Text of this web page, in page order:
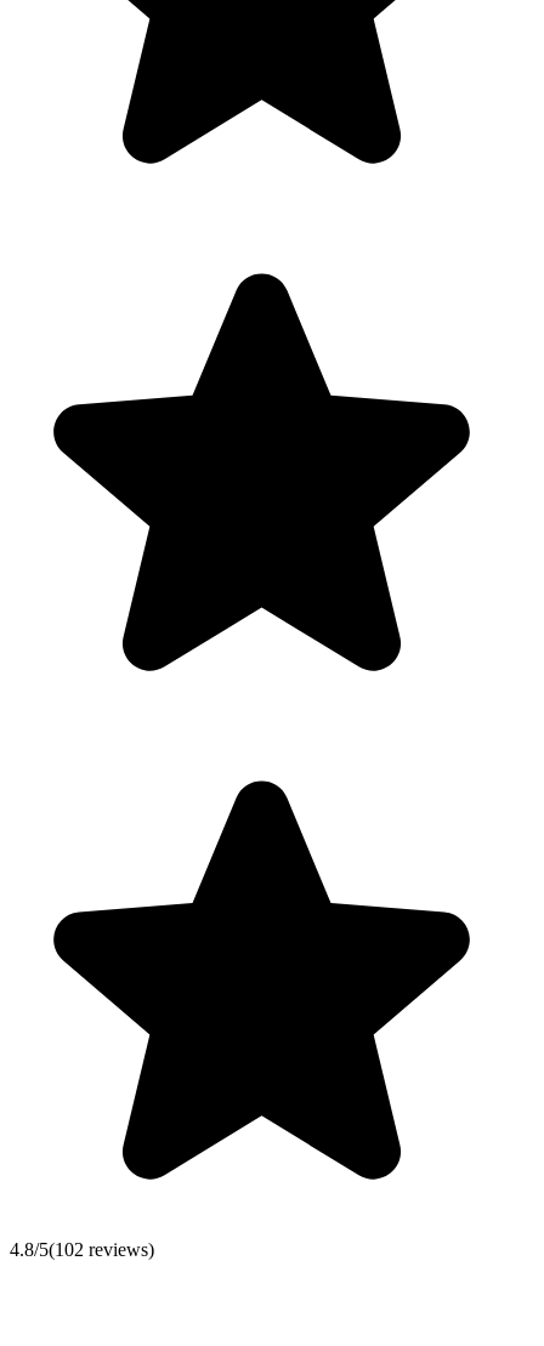
4.8/5(102 reviews)